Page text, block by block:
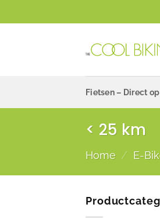
naar
Fietsen – Direct
< 25 km
Home / E-